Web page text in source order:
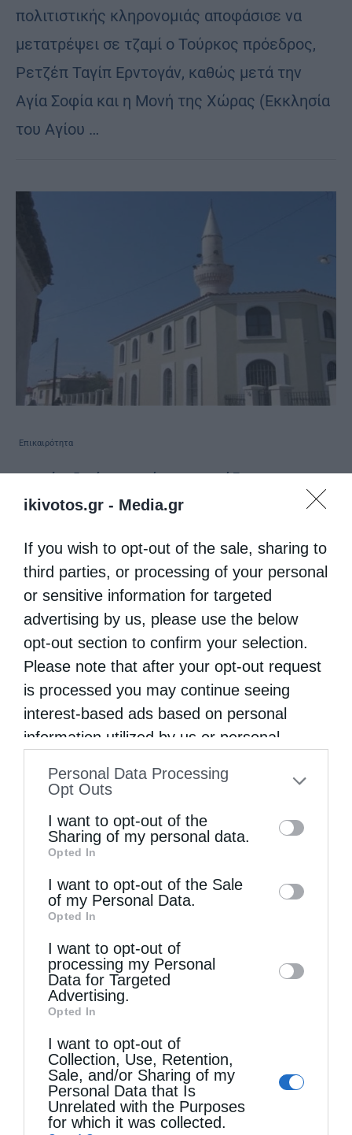
ikivotos.gr - Media.gr
If you wish to opt-out of the sale, sharing to
third parties, or processing of your personal
or sensitive information for targeted
advertising by us, please use the below
opt-out section to confirm your selection.
Please note that after your opt-out request
is processed you may continue seeing
interest-based ads based on personal
information utilized by us or personal
to your opt-out. You may separately opt-out
information by third parties on the IAB’s list
of downstream participants. This
information may also be disclosed by us to
third parties on theIAB’s List of
Downstream Participants
disclose it to other third parties.
Personal Data Processing
Opt Outs
I want to opt-out of the
Sharing of my personal data.
Opted In
I want to opt-out of the Sale
of my Personal Data.
Opted In
I want to opt-out of
processing my Personal
Data for Targeted
Advertising.
Opted In
I want to opt-out of
Collection, Use, Retention,
Sale, and/or Sharing of my
Personal Data that Is
Unrelated with the Purposes
for which it was collected.
πολιτιστικής κληρονομιάς αποφάσισε να
μετατρέψει σε τζαμί ο Τούρκος πρόεδρος,
Ρετζέπ Ταγίπ Ερντογάν, καθώς μετά την
Αγία Σοφία και η Μονή της Χώρας (Εκκλησία
του Αγίου …
Επικαιρότητα
Και νέο τζαμί στη Θράκη με την άδεια του
υπουργείου Παιδείας
Tην ώρα που ο Τούρκος πρόεδρος Ρετζέπ
Ταγίπ Ερντογάν μετέτρεπε την Αγία Σοφία σε
τζαμί προσβάλλοντας όχι μόνο ολόκληρο τον
χριστιανικό κόσμο αλλά συνολικά τη διεθνή
κοινότητα το ελληνικό υπουργείο
Παιδείας έδινε άδεια για την ανέγερση …
Επικαιρότητα
Αυστριακοί : Οι Τούρκοι δεν είναι αξιόπιστοι
christina 26 Ιουλίου 2020
Oι ξένοι ηγέτες επιχειρούν πλέον να